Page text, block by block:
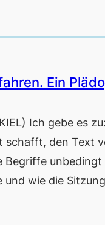
Ein
Ich gebe es
schafft, den Text
Begriffe
und wie die